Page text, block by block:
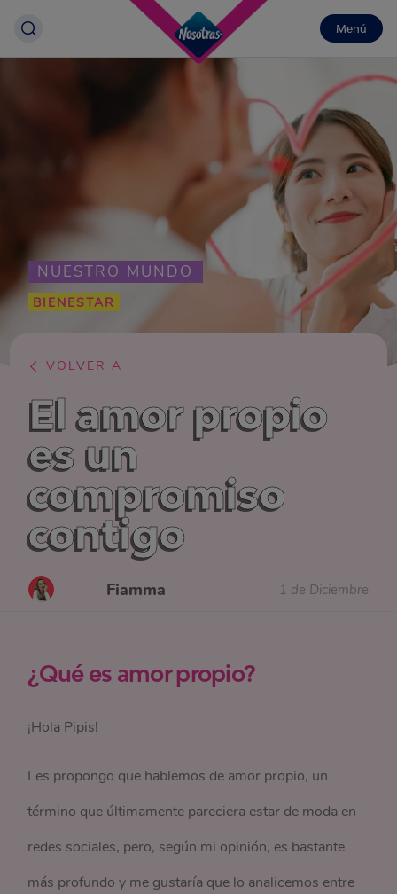
Menú
NUESTRO MUNDO
BIENESTAR
VOLVER A
El amor propio
es un
compromiso
contigo
Fiamma 1 de Diciembre
¿Qué es amor propio?
¡Hola Pipis!
Les propongo que hablemos de amor propio, un
término que últimamente pareciera estar de moda en
redes sociales, pero, según mi opinión, es bastante
más profundo y me gustaría que lo analicemos entre